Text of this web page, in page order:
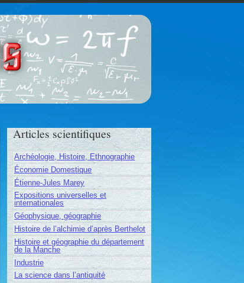
Articles scientifiques
Archéologie, Histoire, Ethnographie
Économie Domestique
Étienne-Jules Marey
Expositions universelles et
internationales
Géophysique, géographie
Histoire de l’alchimie d’après Berthelot
Histoire et géographie du département
de la Manche
Industrie
La science dans l’antiquité